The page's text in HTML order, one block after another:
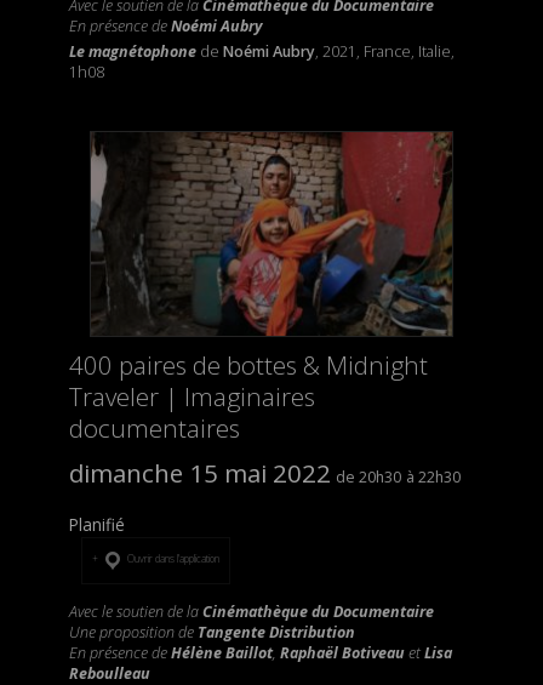
Avec le soutien de laCinémathèque du Documentaire
En présence deNoémi Aubry
Le magnétophonede Noémi Aubry, 2021, France, Italie,
1h08
400 paires de bottes & Midnight
Traveler | Imaginaires
documentaires
dimanche 15 mai 2022
20h30 22h30
Planifié
Ouvrir dans l’application
Avec le soutien de laCinémathèque du Documentaire
Une proposition de Tangente Distribution
En présence deHélèneBaillot, RaphaëlBotiveauetLisa
Reboulleau